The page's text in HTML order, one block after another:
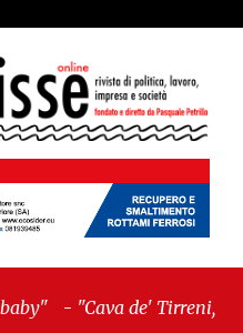
-"Cava de' Tirreni, Caso